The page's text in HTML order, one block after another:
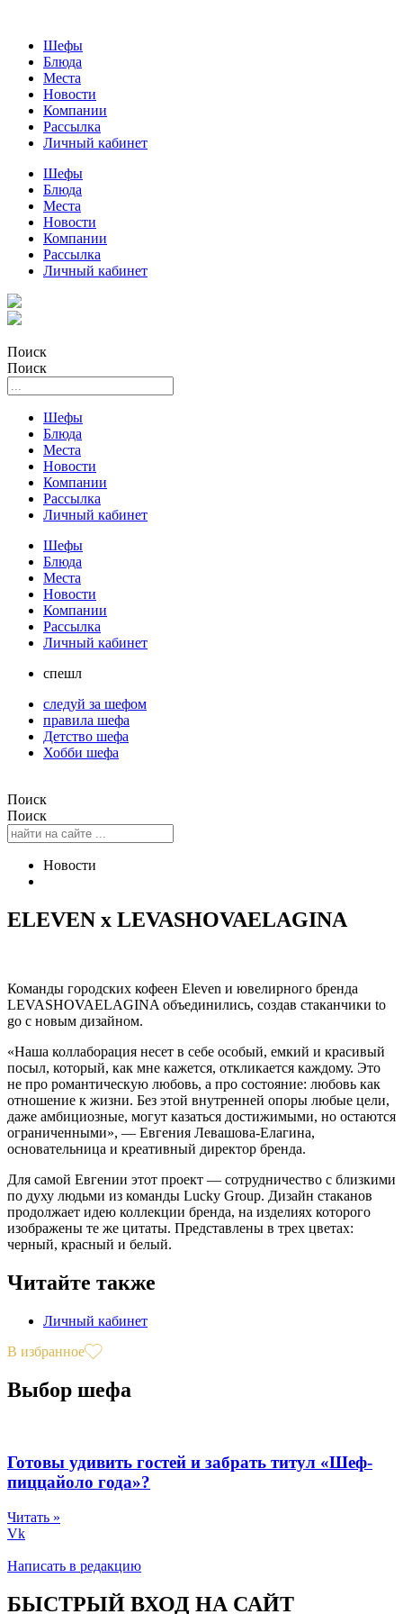
Шефы
Блюда
Места
Новости
Компании
Рассылка
Личный кабинет
Шефы
Блюда
Места
Новости
Компании
Рассылка
Личный кабинет
Поиск
Поиск
Шефы
Блюда
Места
Новости
Компании
Рассылка
Личный кабинет
Шефы
Блюда
Места
Новости
Компании
Рассылка
Личный кабинет
спешл
следуй за шефом
правила шефа
Детство шефа
Хобби шефа
Поиск
Поиск
Новости
ELEVEN x LEVASHOVAELAGINA
Команды городских кофеен Eleven и ювелирного бренда
LEVASHOVAELAGINA объединились, создав стаканчики to
go с новым дизайном.
«Наша коллаборация несет в себе особый, емкий и красивый
посыл, который, как мне кажется, откликается каждому. Это
не про романтическую любовь, а про состояние: любовь как
отношение к жизни. Без этой внутренней опоры любые цели,
даже амбициозные, могут казаться достижимыми, но остаются
ограниченными», — Евгения Левашова-Елагина,
основательница и креативный директор бренда.
Для самой Евгении этот проект — сотрудничество с близкими
по духу людьми из команды Lucky Group. Дизайн стаканов
продолжает идею коллекции бренда, на изделиях которого
изображены те же цитаты. Представлены в трех цветах:
черный, красный и белый.
Читайте также
Личный кабинет
В избранное
Выбор шефа
Готовы удивить гостей и забрать титул «Шеф-
пиццайоло года»?
Читать »
Vk
Написать в редакцию
БЫСТРЫЙ ВХОД НА САЙТ